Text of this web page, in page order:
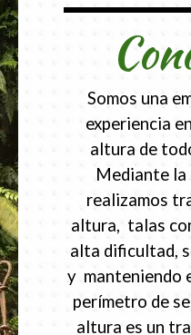
Somos una
experiencia
altura de
Mediante la
realizamos
altura, talas
alta dificultad,
y manteniendo
perímetro de
altura es un